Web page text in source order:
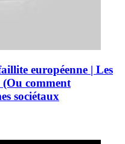
européenne | Les
(Ou comment
sociétaux